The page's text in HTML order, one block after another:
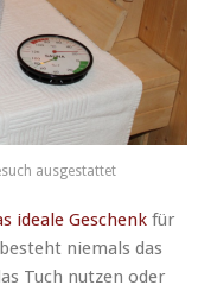
ausgestattet
ideale Geschenk für
niemals das
Tuch nutzen oder